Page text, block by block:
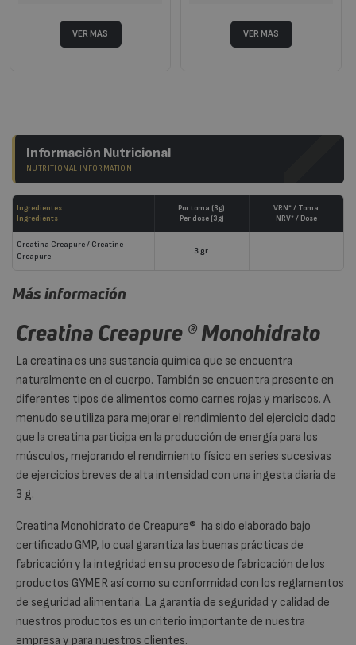
Información Nutricional
NUTRITIONAL INFORMATION
Ingredientes
Ingredients
Por toma (3g)
Per dose (3g)
VRN* / Toma
NRV* / Dose
Creatina Creapure / Creatine
Creapure
3 gr.
Más información
Creatina Creapure ® Monohidrato
La creatina es una sustancia química que se encuentra
naturalmente en el cuerpo. También se encuentra presente en
diferentes tipos de alimentos como carnes rojas y mariscos. A
menudo se utiliza para mejorar el rendimiento del ejercicio dado
que la creatina participa en la producción de energía para los
músculos, mejorando el rendimiento físico en series sucesivas
de ejercicios breves de alta intensidad con una ingesta diaria de
3 g.
Creatina Monohidrato de Creapure® ha sido elaborado bajo
certificado GMP, lo cual garantiza las buenas prácticas de
fabricación y la integridad en su proceso de fabricación de los
productos GYMER así como su conformidad con los reglamentos
de seguridad alimentaria. La garantía de seguridad y calidad de
nuestros productos es un criterio importante de nuestra
empresa y para nuestros clientes.